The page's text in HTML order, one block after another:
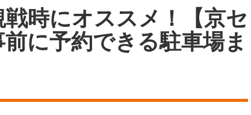
時にオススメ！【京セ
に予約できる駐車場ま